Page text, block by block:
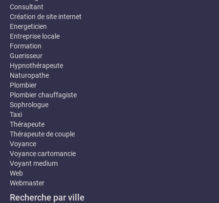
Consultant
Création de site internet
Energeticien
Entreprise locale
Formation
Guerisseur
Hypnothérapeute
Naturopathe
Plombier
Plombier chauffagiste
Sophrologue
Taxi
Thérapeute
Thérapeute de couple
Voyance
Voyance cartomancie
Voyant medium
Web
Webmaster
Recherche par ville